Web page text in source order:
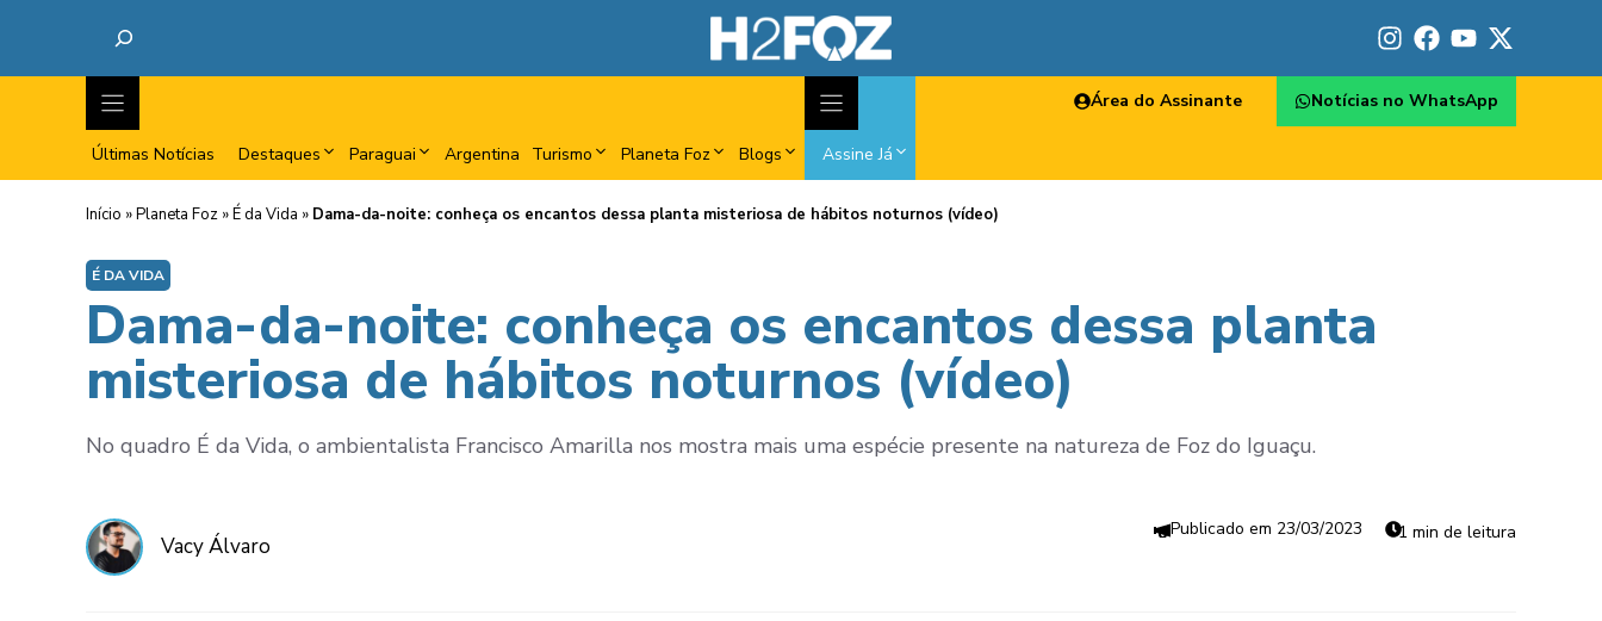
Últimas Notícias Destaques Paraguai Argentina Turismo Planeta Foz Blogs Assine Já
Área do Assinante Notícias no WhatsApp
Início »Planeta Foz »É da Vida » Dama-da-noite: conheça os encantos dessa planta misteriosa de hábitos noturnos (vídeo)
É DA VIDA
Dama-da-noite: conheça os encantos dessa planta
misteriosa de hábitos noturnos (vídeo)
No quadro É da Vida, o ambientalista Francisco Amarilla nos mostra mais uma espécie presente na natureza de Foz do Iguaçu.
Vacy Álvaro
23/03/2023 1 min de leitura